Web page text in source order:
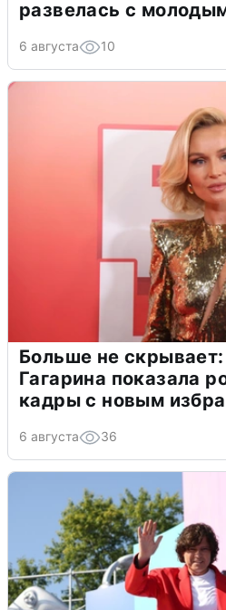
развелась с
6 августа 10
Больше не
Гагарина показала
кадры с новым
6 августа 36